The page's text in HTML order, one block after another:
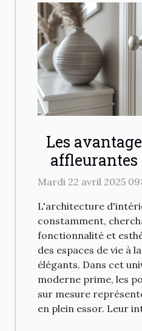
Les
affleurantes
pour un
Mardi 22 avril 2025
L'architecture
constamment,
fonctionnalité et
des espaces de vie à
élégants. Dans cet
moderne prime, les
sur mesure
en plein essor. Leur